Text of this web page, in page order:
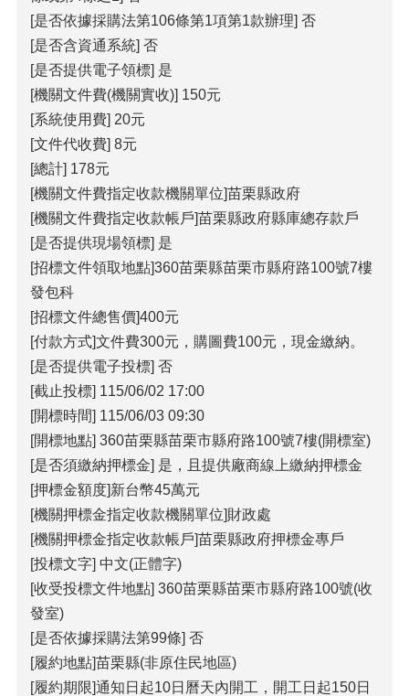
[是否依據採購法第106條第1項第1款辦理] 否
[是否含資通系統] 否
[是否提供電子領標] 是
[機關文件費(機關實收)] 150元
[系統使用費] 20元
[文件代收費] 8元
[總計] 178元
[機關文件費指定收款機關單位]苗栗縣政府
[機關文件費指定收款帳戶]苗栗縣政府縣庫總存款戶
[是否提供現場領標] 是
[招標文件領取地點]360苗栗縣苗栗市縣府路100號7樓
發包科
[招標文件總售價]400元
[付款方式]文件費300元，購圖費100元，現金繳納。
[是否提供電子投標] 否
[截止投標] 115/06/02 17:00
[開標時間] 115/06/03 09:30
[開標地點] 360苗栗縣苗栗市縣府路100號7樓(開標室)
[是否須繳納押標金] 是，且提供廠商線上繳納押標金
[押標金額度]新台幣45萬元
[機關押標金指定收款機關單位]財政處
[機關押標金指定收款帳戶]苗栗縣政府押標金專戶
[投標文字] 中文(正體字)
[收受投標文件地點] 360苗栗縣苗栗市縣府路100號(收
發室)
[是否依據採購法第99條] 否
[履約地點]苗栗縣(非原住民地區)
[履約期限]通知日起10日曆天內開工，開工日起150日